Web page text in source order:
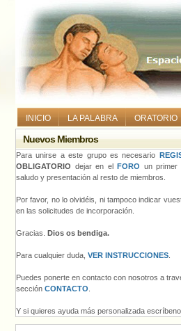
INICIO LA PALABRA ORATORIO
Nuevos Miembros
Para unirse a este grupo es necesario
OBLIGATORIO dejar en el FORO un primer
saludo y presentación al resto de miembros.
Por favor, no lo olvidéis, ni tampoco indicar
en las solicitudes de incorporación.
Gracias. Dios os bendiga.
Para cualquier duda, VER INSTRUCCIONES
Puedes ponerte en contacto con nosotros a
sección CONTACTO
Y si quieres ayuda más personalizada